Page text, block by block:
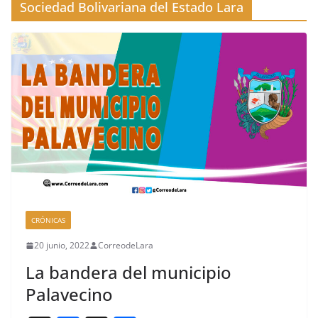
Sociedad Bolivariana del Estado Lara
CRÓNICAS
20 junio, 2022 CorreodeLara
La bandera del municipio
Palavecino